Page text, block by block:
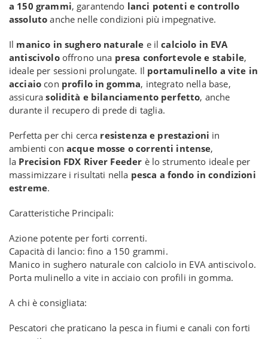
a 150 grammi, garantendo lanci potenti e controllo
assoluto anche nelle condizioni più impegnative.
Il manico in sughero naturale e ilcalciolo in EVA
antiscivolooffrono una presa confortevole e stabile,
ideale per sessioni prolungate. Il portamulinello a vite in
acciaio con profilo in gomma, integrato nella base,
assicurasolidità e bilanciamento perfetto, anche
durante il recupero di prede di taglia.
Perfetta per chi cerca resistenza e prestazioni in
ambienti con acque mosse o correnti intense,
la Precision FDX River Feeder è lo strumento ideale per
massimizzare i risultati nella pesca a fondo in condizioni
estreme.
Caratteristiche Principali:
Azione potente per forti correnti.
Capacità di lancio: fino a 150 grammi.
Manico in sughero naturale con calciolo in EVA antiscivolo.
Porta mulinello a vite in acciaio con profili in gomma.
A chi è consigliata:
Pescatori che praticano la pesca in fiumi e canali con forti